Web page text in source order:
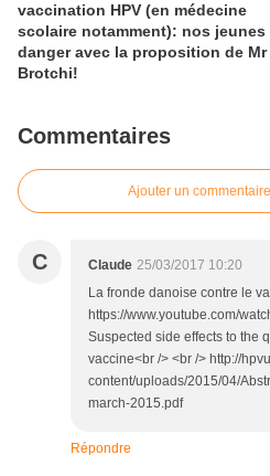
vaccination HPV (en médecine
scolaire notamment): nos jeunes
danger avec la proposition de Mr
Brotchi!
Commentaires
Ajouter un commentaire
C Claude 25/03/2017 10:20
La fronde danoise contre le
https://www.youtube.com/
Suspected side effects to the
vaccine<br /> <br /> http://
content/uploads/2015/04/
march-2015.pdf
Répondre